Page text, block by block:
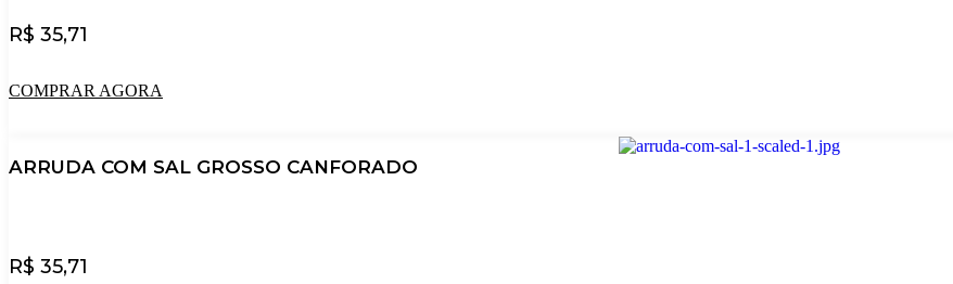
R$ 35,71
COMPRAR AGORA
ARRUDA COM SAL GROSSO CANFORADO
R$ 35,71